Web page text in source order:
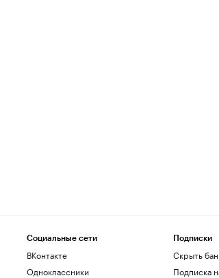
Социальные сети
ВКонтакте
Одноклассники
Подписки
Скрыть
Подписка